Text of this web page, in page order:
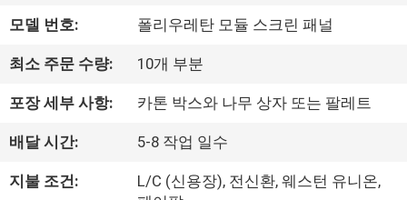
에
관
한
공
모델 번호: 폴리우레탄 모듈 스크린 패널
최소 주문 수량: 10개 부분
포장 세부 사항: 카톤 박스와 나무 상자 또는 팔레트
배달 시간: 5-8 작업 일수
지불 조건:
L/C (신용장), 전신환, 웨스턴 유니온,